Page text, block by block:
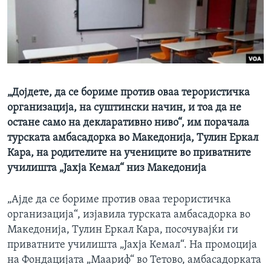
„Дојдете, да се бориме против оваа терористичка
организација, на суштински начин, и тоа да не
остане само на декларативно ниво“, им порачала
турската амбасадорка во Македонија, Тулин Еркал
Кара, на родителите на учениците во приватните
училишта „Јахја Кемал“ низ Македонија
„Ајде да се бориме против оваа терористичка
организација“, изјавила турската амбасадорка во
Македонија, Тулин Еркал Кара, посочувајќи ги
приватните училишта „Јахја Кемал“. На промоција
на Фондацијата „Маариф“ во Тетово, амбасадорката